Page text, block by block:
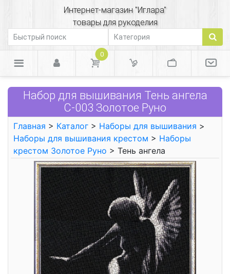
Интернет-магазин "Иглара"
товары для рукоделия
0
Набор для вышивания Тень ангела
С-003 Золотое Руно
Главная > Каталог > Наборы для вышивания >
Наборы для вышивания крестом > Наборы
крестом Золотое Руно > Тень ангела